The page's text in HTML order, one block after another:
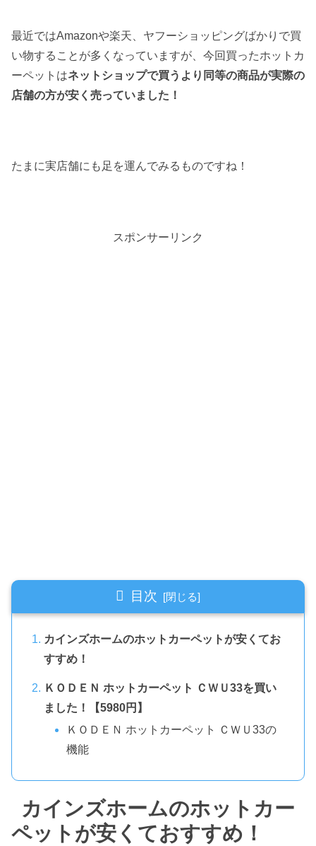
最近ではAmazonや楽天、ヤフーショッピングばかりで買
い物することが多くなっていますが、今回買ったホットカ
ーペットはネットショップで買うより同等の商品が実際の
店舗の方が安く売っていました！
たまに実店舗にも足を運んでみるものですね！
スポンサーリンク
目次
カインズホームのホットカーペットが安くてお
すすめ！
ＫＯＤＥＮ ホットカーペット ＣＷＵ33を買い
ました！【5980円】
ＫＯＤＥＮ ホットカーペット ＣＷＵ33の
機能
カインズホームのホットカー
ペットが安くておすすめ！